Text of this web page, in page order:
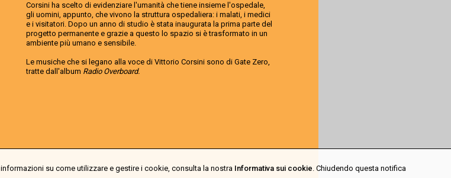
Corsini ha scelto di evidenziare l'umanità che tiene insieme l'ospedale,
gli uomini, appunto, che vivono la struttura ospedaliera: i malati, i medici
e i visitatori. Dopo un anno di studio è stata inaugurata la prima parte del
progetto permanente e grazie a questo lo spazio si è trasformato in un
ambiente più umano e sensibile.
Le musiche che si legano alla voce di Vittorio Corsini sono di Gate Zero,
tratte dall'album Radio Overboard.
su come utilizzare e gestire i cookie, consulta la nostra Informativa sui cookie. Chiudendo questa notifica